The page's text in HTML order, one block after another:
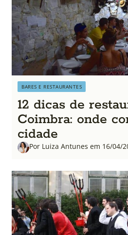
BARES E RESTAURANTES
12 dicas de
Coimbra: onde
cidade
Por Luiza Antunes em 16/04/